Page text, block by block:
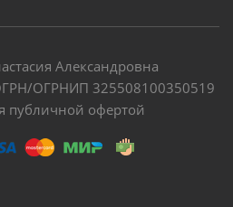
Александровна
ОГРНИП 325508100350519
публичной офертой